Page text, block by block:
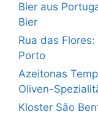
Bier aus
Bier
Rua das
Porto
Azeitonas
Oliven-
Kloster São